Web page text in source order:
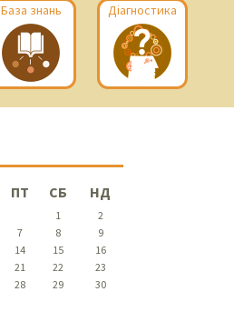
База знань Діагностика
ПТ СБ НД
1
2
7 8
9
14 15
16
21 22
23
28 29
30